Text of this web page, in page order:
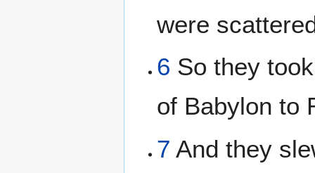
were
6 So they
of Babylon to
7 And they